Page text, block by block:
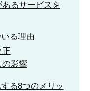
るサービスを
る理由
正
の影響
る8つのメリッ